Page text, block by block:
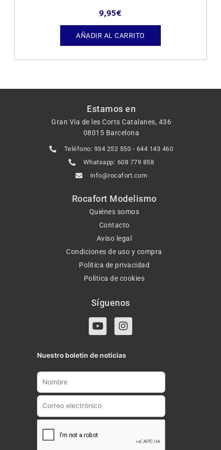
9,95€
AÑADIR AL CARRITO
Estamos en
Gran Via de les Corts Catalanes, 436
08015 Barcelona
Teléfono: 934 252 550 - 644 143 460
Whatsapp: 608 779 858
info@rocafort.com
Rocafort Modelismo
Quiénes somos
Contacto
Aviso legal
Condiciones de uso y compra
Política de privacidad
Política de cookies
Síguenos
Y
o
t
u
b
I
n
t
a
g
a
Nuestro boletin de noticias